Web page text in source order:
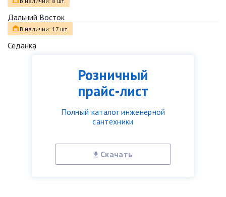
Розничный
прайс-лист
Полный каталог инженерной
сантехники
Скачать
Дальний Восток
В наличии: 17 шт.
Седанка